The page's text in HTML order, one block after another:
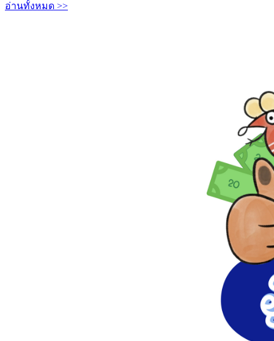
อ่านทั้งหมด >>